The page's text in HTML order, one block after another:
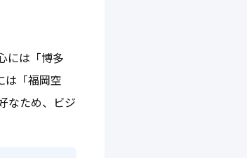
には「博多
は「福岡空
なため、ビジ